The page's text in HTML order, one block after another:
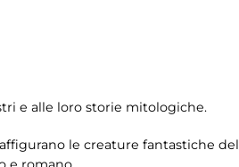
e alle loro storie mitologiche.
le creature fantastiche del